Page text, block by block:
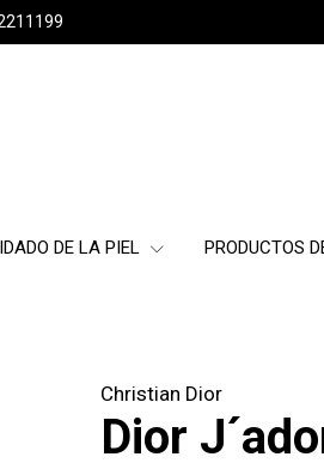
DE LA PIEL PRODUCTOS
Christian Dior
Dior